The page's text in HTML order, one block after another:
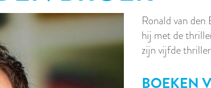
Ronald van
hij met de
zijn vijfde
BOEKEN